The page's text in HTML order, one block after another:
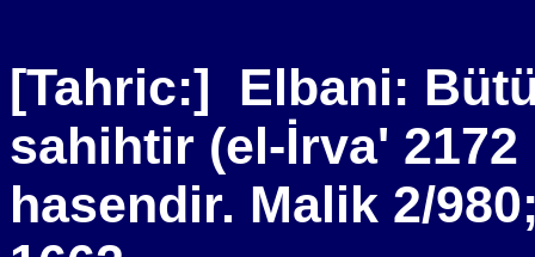
[Tahric:] Elbani:
sahihtir (el-İrva'
hasendir. Malik 2/